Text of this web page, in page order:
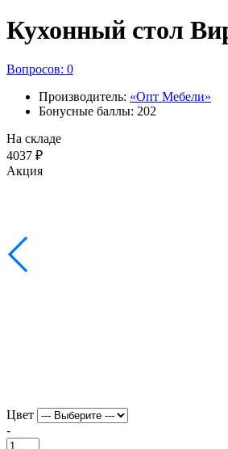
Кухонный стол
Вопросов: 0
Производитель: «Опт Мебели»
Бонусные баллы: 202
На складе
4037 ₽
Акция
Цвет
-